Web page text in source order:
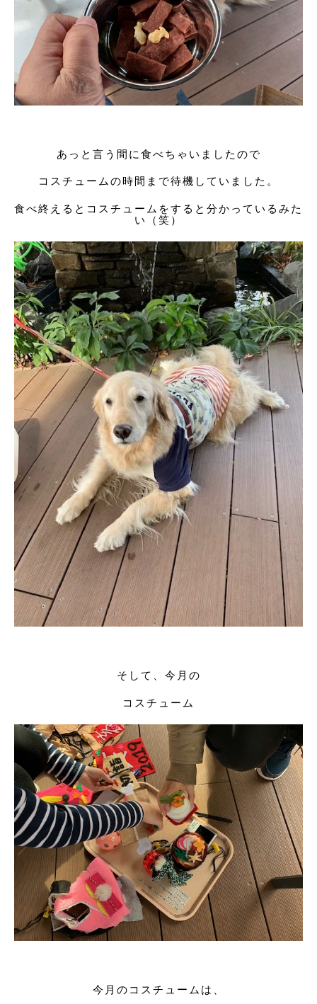
あっと言う間に食べちゃいましたので
コスチュームの時間まで待機していました。
食べ終えるとコスチュームをすると分かっているみた
い（笑）
そして、今月の
コスチューム
今月のコスチュームは、